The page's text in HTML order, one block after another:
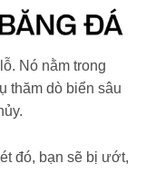
Nó nằm trong
thăm dò biển sâu
đó, bạn sẽ bị ướt,